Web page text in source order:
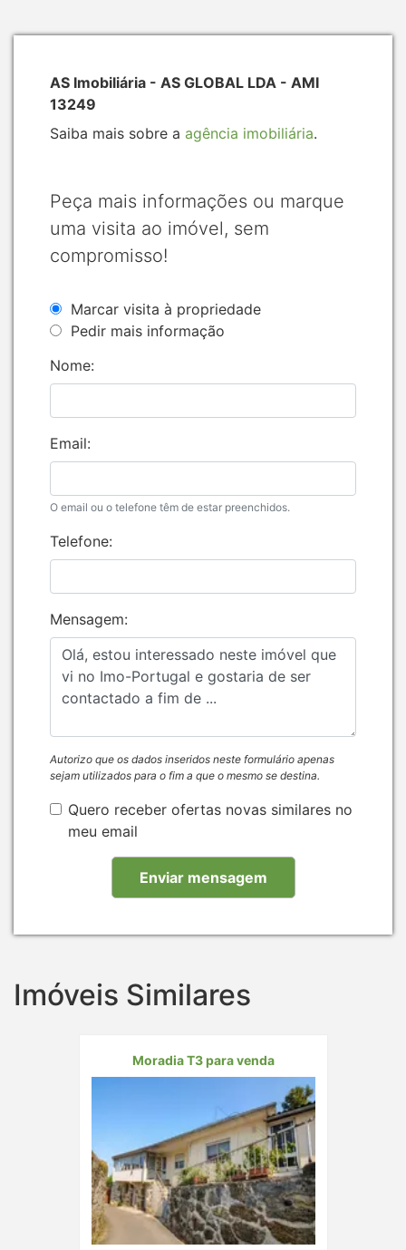
AS Imobiliária - AS GLOBAL LDA - AMI
13249
Saiba mais sobre a agência imobiliária.
Peça mais informações ou marque
uma visita ao imóvel, sem
compromisso!
Marcar visita à propriedade
Pedir mais informação
Nome:
Email:
O email ou o telefone têm de estar preenchidos.
Telefone:
Mensagem:
Autorizo que os dados inseridos neste formulário apenas
sejam utilizados para o fim a que o mesmo se destina.
Quero receber ofertas novas similares no
meu email
Imóveis Similares
Moradia T3 para venda